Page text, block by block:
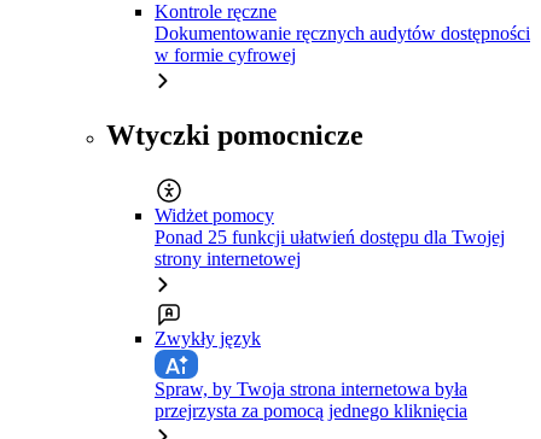
Kontrole ręczne
Dokumentowanie ręcznych audytów dostępności
w formie cyfrowej
Wtyczki pomocnicze
Widżet pomocy
Ponad 25 funkcji ułatwień dostępu dla Twojej
strony internetowej
Zwykły język
Spraw, by Twoja strona internetowa była
przejrzysta za pomocą jednego kliknięcia